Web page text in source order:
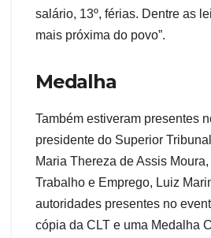
salário, 13º, férias. Dentre as
mais próxima do povo”.
Medalha
Também estiveram presentes
presidente do Superior
Maria Thereza de Assis
Trabalho e Emprego, Luiz
autoridades presentes no
cópia da CLT e uma Medalha